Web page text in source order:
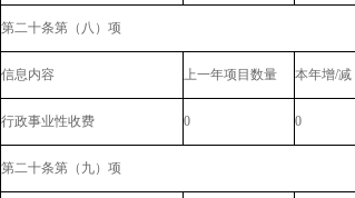
第二十条第（八）项
信息内容 上一年项目数量 本年增/减
行政事业性收费 0 0
第二十条第（九）项